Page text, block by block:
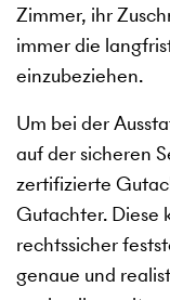
Zimmer, ihr
immer die
einzubeziehen.
Um bei der
auf der sicheren
zertifizierte
Gutachter. Diese
rechtssicher
genaue und